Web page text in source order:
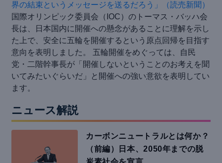
界の結束というメッセージを送るだろう」（読売新聞）
国際オリンピック委員会（IOC）のトーマス・バッハ会
長は、日本国内に開催への懸念があることに理解を示し
た上で、安全に五輪を開催するという原点回帰を目指す
意向を表明しました。 五輪開催をめぐっては、自民
党・二階幹事長が「開催しないということのお考えを聞
いてみたいぐらいだ」と開催への強い意欲を表明してい
ます。
ニュース解説
カーボンニュートラルとは何か？
（前編）日本、2050年までの脱